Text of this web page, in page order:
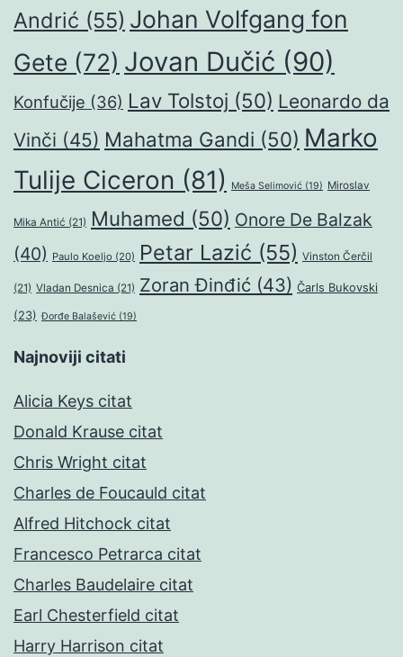
Andrić (55) Johan Volfgang fon
Gete (72) Jovan Dučić (90)
Konfučije (36) Lav Tolstoj (50) Leonardo da
Vinči (45) Mahatma Gandi (50) Marko
Tulije Ciceron (81) Meša Selimović (19) Miroslav
Mika Antić (21) Muhamed (50) Onore De Balzak
(40) Paulo Koeljo (20) Petar Lazić (55) Vinston Čerčil
(21) Vladan Desnica (21) Zoran Đinđić (43) Čarls Bukovski
(23) Đorđe Balašević (19)
Najnoviji citati
Alicia Keys citat
Donald Krause citat
Chris Wright citat
Charles de Foucauld citat
Alfred Hitchock citat
Francesco Petrarca citat
Charles Baudelaire citat
Earl Chesterfield citat
Harry Harrison citat